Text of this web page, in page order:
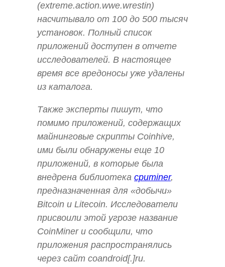
(extreme.action.wwe.wrestin)
насчитывало от 100 до 500 тысяч
установок. Полный список
приложений доступен в отчете
исследователей. В настоящее
время все вредоносы уже удалены
из каталога.
Также эксперты пишут, что
помимо приложений, содержащих
майнинговые скрипты Coinhive,
ими были обнаружены еще 10
приложений, в которые была
внедрена библиотека cpuminer,
предназначенная для «добычи»
Bitcoin и Litecoin. Исследователи
присвоили этой угрозе название
CoinMiner и сообщили, что
приложения распространялись
через сайт coandroid[.]ru.